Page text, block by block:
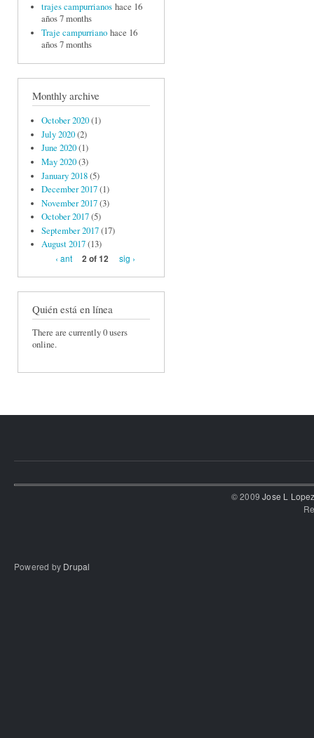
trajes campurrianos hace 16
años 7 months
Traje campurriano hace 16
años 7 months
Monthly archive
October 2020(1)
July 2020(2)
June 2020(1)
May 2020(3)
January 2018(5)
December 2017(1)
November 2017(3)
October 2017(5)
September 2017(17)
August 2017(13)
‹ ant
2 of 12 sig ›
Quién está en línea
There are currently 0 users
online.
© 2009Jose L
Powered by Drupal